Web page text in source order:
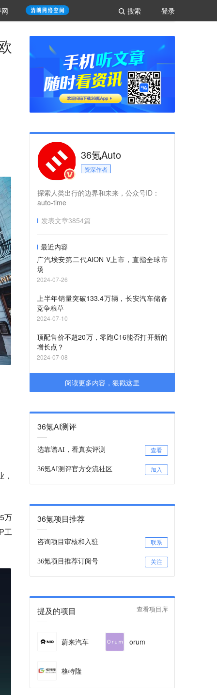
登录
搜索
万
工
36氪Auto
资深作者
探索人类出行的边界和未来，公众号ID：
auto-time
发表文章3854篇
最近内容
广汽埃安第二代AION V上市，直指全球市
场
2024-07-26
上半年销量突破133.4万辆，长安汽车储备
竞争粮草
2024-07-10
顶配售价不超20万，零跑C16能否打开新的
增长点？
2024-07-08
阅读更多内容，狠戳这里
36氪AI测评
选靠谱AI，看真实评测 查看
36氪AI测评官方交流社区 加入
36氪项目推荐
咨询项目审核和入驻 联系
36氪项目推荐订阅号 关注
提及的项目 查看项目库
蔚来汽车 orum
格特隆